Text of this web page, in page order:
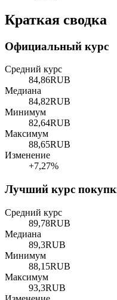
Краткая сводка
Официальный курс
Средний курс
84,86RUB
Медиана
84,82RUB
Минимум
82,64RUB
Максимум
88,65RUB
Изменение
+7,27%
Лучший курс
Средний курс
89,78RUB
Медиана
89,3RUB
Минимум
88,15RUB
Максимум
93,3RUB